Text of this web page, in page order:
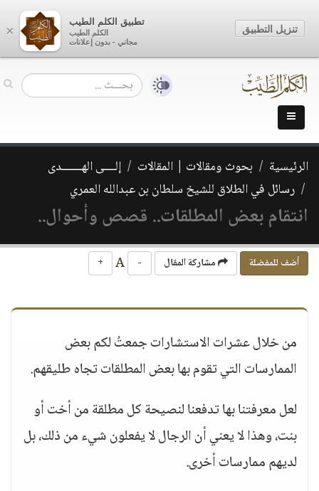
الرئيسية بحوث ومقالات | المقالات
إلــــى الهـــــــدى
رسائل في الطلاق للشيخ سلطان بن عبدالله العمري
انتقام بعض المطلقات.. قصص وأحوال..
أضف للمفضلة مشاركة المقال -
+
من خلال عشرات الاستشارات جمعتُ لكم بعض
الممارسات التي تقوم بها بعض المطلقات تجاه طليقهم.
لعل معرفتنا بها تدفعنا لنصيحة كل مطلقة من أخت أو
بنت، وهذا لا يعني أن الرجال لا يفعلون شيء من ذلك، بل
لديهم ممارسات أخرى.
×
تطبيق الكلم الطيب
الكلم الطيب
مجاني - بدون إعلانات
تنزيل التطبيق